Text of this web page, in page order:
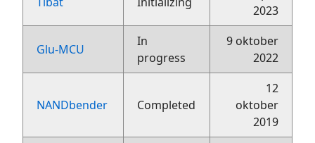
2023
Glu-MCU
In
progress
9 oktober
2022
NANDbender Completed
12
oktober
2019